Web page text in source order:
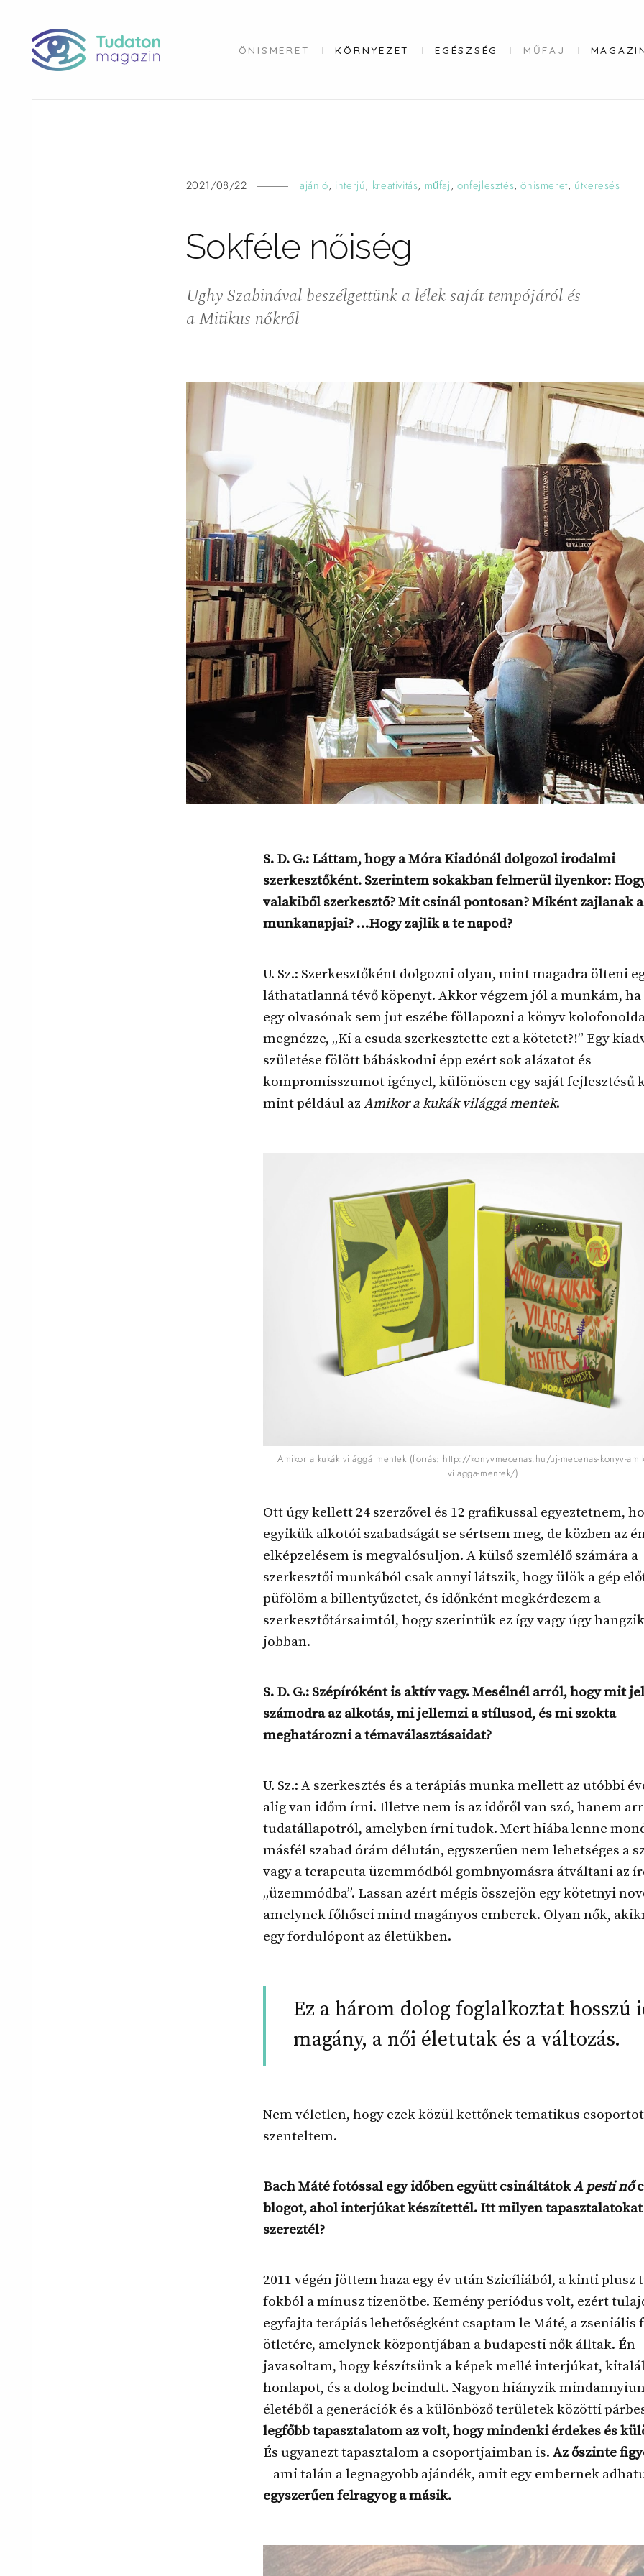
ÖNISMERET KÖRNYEZET EGÉSZSÉG MŰFAJ
2021/08/22 ajánló, interjú, kreativitás, műfaj , önfejlesztés,önismeret, útkeresés
Sokféle nőiség
Ughy Szabinával beszélgettünk a lélek saját tempójáról és
a Mitikus nőkről
S. D. G.: Láttam, hogy a Móra Kiadónál dolgozol irodalmi
szerkesztőként. Szerintem sokakban felmerül ilyenkor:
valakiből szerkesztő? Mit csinál pontosan? Miként zajlanak a
munkanapjai? …Hogy zajlik a te napod?
U. Sz.: Szerkesztőként dolgozni olyan, mint magadra ölteni
láthatatlanná tévő köpenyt. Akkor végzem jól a munkám,
egy olvasónak sem jut eszébe föllapozni a könyv
megnézze, „Ki a csuda szerkesztette ezt a kötetet?!” Egy
születése fölött bábáskodni épp ezért sok alázatot és
kompromisszumot igényel, különösen egy saját fejlesztésű
mint például az Amikor a kukák világgá mentek.
Amikor a kukák világgá mentek (forrás: http://konyvmecenas.hu/uj-mecenas-konyv-
vilagga-mentek/)
Ott úgy kellett 24 szerzővel és 12 grafikussal egyeztetnem,
egyikük alkotói szabadságát se sértsem meg, de közben az
elképzelésem is megvalósuljon. A külső szemlélő számára a
szerkesztői munkából csak annyi látszik, hogy ülök a gép
püfölöm a billentyűzetet, és időnként megkérdezem a
szerkesztőtársaimtól, hogy szerintük ez így vagy úgy
jobban.
S. D. G.: Szépíróként is aktív vagy. Mesélnél arról, hogy mit
számodra az alkotás, mi jellemzi a stílusod, és mi szokta
meghatározni a témaválasztásaidat?
U. Sz.: A szerkesztés és a terápiás munka mellett az utóbbi
alig van időm írni. Illetve nem is az időről van szó, hanem
tudatállapotról, amelyben írni tudok. Mert hiába lenne
másfél szabad órám délután, egyszerűen nem lehetséges a
vagy a terapeuta üzemmódból gombnyomásra átváltani az
„üzemmódba”. Lassan azért mégis összejön egy kötetnyi
amelynek főhősei mind magányos emberek. Olyan nők,
egy fordulópont az életükben.
Ez a három dolog foglalkoztat hosszú
magány, a női életutak és a változás.
Nem véletlen, hogy ezek közül kettőnek tematikus
szenteltem.
Bach Máté fotóssal egy időben együtt csináltátokA pesti nő
blogot, ahol interjúkat készítettél. Itt milyen tapasztalatokat
szereztél?
2011 végén jöttem haza egy év után Szicíliából, a kinti plusz
fokból a mínusz tizenötbe. Kemény periódus volt, ezért
egyfajta terápiás lehetőségként csaptam le Máté, a zseniális
ötletére, amelynek központjában a budapesti nők álltak. Én
javasoltam, hogy készítsünk a képek mellé interjúkat,
honlapot, és a dolog beindult. Nagyon hiányzik
életéből a generációk és a különböző területek közötti
legfőbb tapasztalatom az volt, hogy mindenki érdekes és
És ugyanezt tapasztalom a csoportjaimban is. Az őszinte
– ami talán a legnagyobb ajándék, amit egy embernek
egyszerűen felragyog a másik.